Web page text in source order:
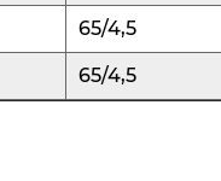
65/4,5
65/4,5